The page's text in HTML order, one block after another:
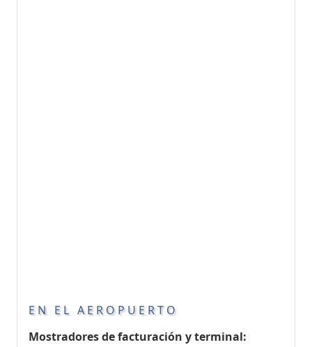
EN EL AEROPUERTO
Mostradores de facturación y terminal: